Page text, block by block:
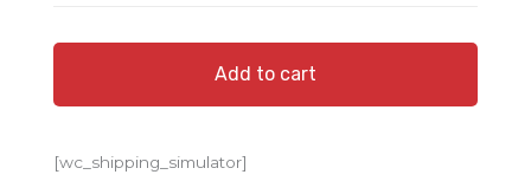
do
parte
Add to cart
[wc_shipping_simulator]